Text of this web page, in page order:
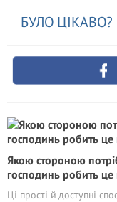
БУЛО
Якою стороною
господинь робить
Ці прості й доступні